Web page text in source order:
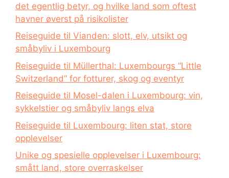
det egentlig betyr, og hvilke land som oftest
havner øverst på risikolister
Reiseguide til Vianden: slott, elv, utsikt og
småbyliv i Luxembourg
Reiseguide til Müllerthal: Luxembourgs “Little
Switzerland” for fotturer, skog og eventyr
Reiseguide til Mosel-dalen i Luxembourg: vin,
sykkelstier og småbyliv langs elva
Reiseguide til Luxembourg: liten stat, store
opplevelser
Unike og spesielle opplevelser i Luxembourg:
smått land, store overraskelser